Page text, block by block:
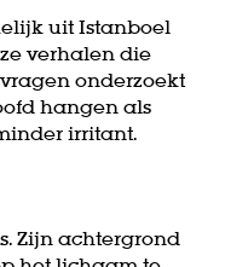
uit Istanboel
verhalen die
onderzoekt
hangen als
irritant.
Zijn achtergrond